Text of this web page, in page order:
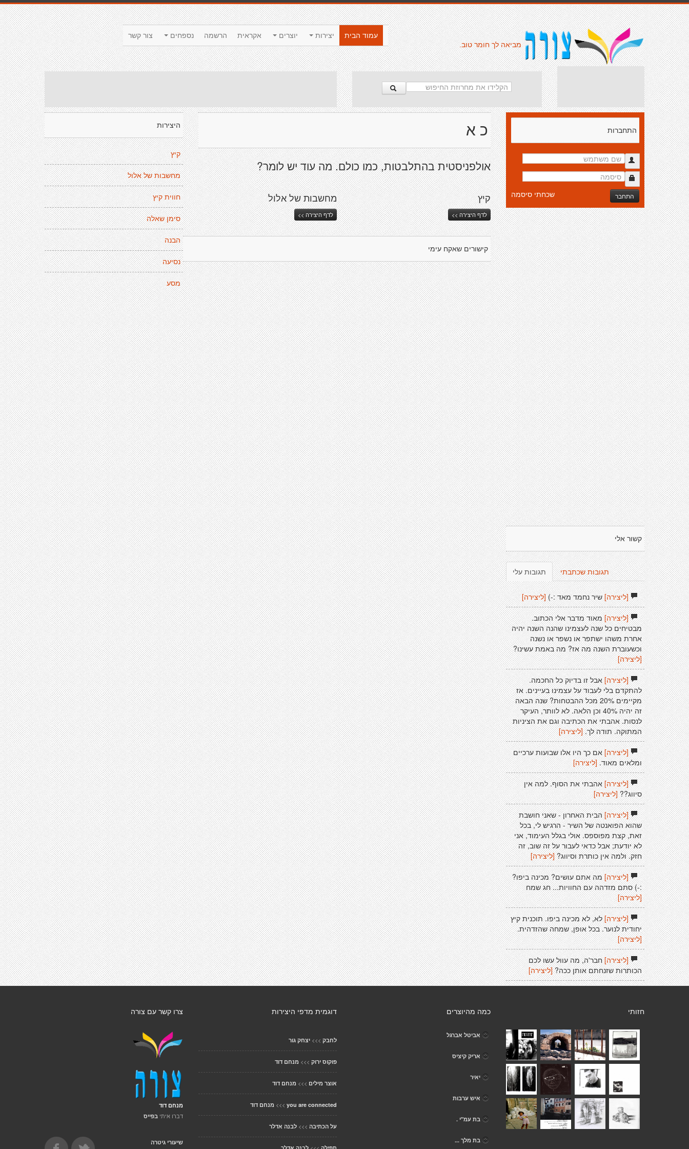
צור קשר נספחים הרשמה אקראית יוצרים יצירות
עמוד הבית
מביאה לך חומר טוב.
היצירות
קיץ
מחשבות של אלול
חווית קיץ
סימן שאלה
הבנה
נסיעה
מסע
כ א
אולפניסטית בהתלבטות, כמו כולם. מה עוד יש לומר?
מחשבות של אלול
לדף היצירה >>
קיץ
לדף היצירה >>
קישורים שאקח עימי
התחברות
התחבר שכחתי סיסמה
קשור אלי
תגובות עלי תגובות שכתבתי
[ליצירה]שיר נחמד מאד :-) [ליצירה]
[ליצירה]מאוד מדבר אלי הכתוב.
מבטיחים כל שנה לעצמינו שהנה השנה יהיה
אחרת משהו ישתפר או נשפר או נשנה
וכשעוברת השנה מה אז? מה באמת עשינו?
[ליצירה]
[ליצירה]אבל זו בדיוק כל החכמה.
להתקדם בלי לעבוד על עצמינו בעיינים. אז
מקיימים 20% מכל ההבטחות? שנה הבאה
זה יהיה 40% וכן הלאה. לא לוותר, העיקר
לנסות. אהבתי את הכתיבה וגם את הציניות
המתוקה. תודה לך.[ליצירה]
[ליצירה]אם כך היו אלו שבועות ערכיים
ומלאים מאוד. [ליצירה]
[ליצירה]אהבתי את הסוף. למה אין
סיווג?? [ליצירה]
[ליצירה]הבית האחרון - שאני חושבת
שהוא הפואנטה של השיר - הרגיש לי, בכל
זאת, קצת מפוספס. אולי בגלל העימוד, אני
לא יודעת; אבל כדאי לעבור על זה שוב, זה
חזק. ולמה אין כותרת וסיווג? [ליצירה]
[ליצירה]מה אתם עושים? מכינה ביפו?
:-) סתם מזדהה עם החוויות... חג שמח
[ליצירה]
[ליצירה]לא, לא מכינה ביפו. תוכנית קיץ
יחודית לנוער. בכל אופן, שמחה שהזדהית.
[ליצירה]
[ליצירה]חבר'ה, מה עוול עשו לכם
הכותרות שזנחתם אותן ככה? [ליצירה]
צרו קשר עם צורה
מנחם דוד
דברו איתי בפייס
שיעורי גיטרה
דוגמית מדפי היצירות
לחבק >>> יצחק גור
פוקוס ירוק >>> מנחם דוד
אוצר מילים >>> מנחם דוד
you are connected
>>> מנחם דוד
על הכתיבה >>> לבנה אדלר
כמה מהיוצרים
אביטל אברגל
אריק קיציס
יאיר
איש ערבות
בת עמ"י .
בת מלך ...
חזותי